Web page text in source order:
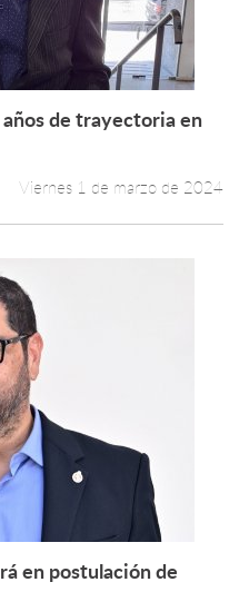
Leer más +
de trayectoria en
Viernes 1 de marzo de 2024
en postulación de